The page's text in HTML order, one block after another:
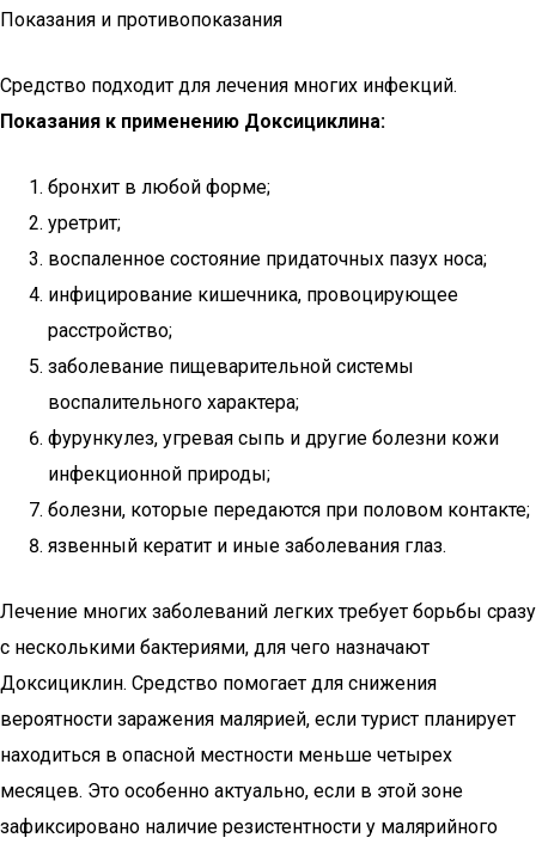
Показания и противопоказания
Средство подходит для лечения многих инфекций.
Показания к применению Доксициклина:
бронхит в любой форме;
уретрит;
воспаленное состояние придаточных пазух носа;
инфицирование кишечника, провоцирующее
расстройство;
заболевание пищеварительной системы
воспалительного характера;
фурункулез, угревая сыпь и другие болезни кожи
инфекционной природы;
болезни, которые передаются при половом контакте;
язвенный кератит и иные заболевания глаз.
Лечение многих заболеваний легких требует борьбы сразу
с несколькими бактериями, для чего назначают
Доксициклин. Средство помогает для снижения
вероятности заражения малярией, если турист планирует
находиться в опасной местности меньше четырех
месяцев. Это особенно актуально, если в этой зоне
зафиксировано наличие резистентности у малярийного